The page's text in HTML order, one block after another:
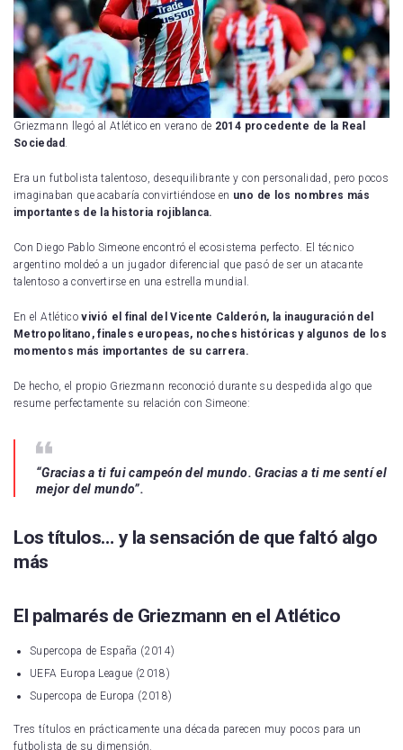
Griezmann llegó al Atlético en verano de 2014 procedente de la Real
Sociedad .
Era un futbolista talentoso, desequilibrante y con personalidad, pero pocos
imaginaban que acabaría convirtiéndose en uno de los nombres más
importantes de la historia rojiblanca.
Con Diego Pablo Simeone encontró el ecosistema perfecto. El técnico
argentino moldeó a un jugador diferencial que pasó de ser un atacante
talentoso a convertirse en una estrella mundial.
En el Atléticovivió el final del Vicente Calderón, la inauguración del
Metropolitano, finales europeas, noches históricas y algunos de los
momentos más importantes de su carrera.
De hecho, el propio Griezmann reconoció durante su despedida algo que
resume perfectamente su relación con Simeone:
“Gracias a ti fui campeón del mundo. Gracias a ti me sentí el
mejor del mundo”.
Los títulos… y la sensación de que faltó algo
más
El palmarés de Griezmann en el Atlético
Supercopa de España (2014)
UEFA Europa League (2018)
Supercopa de Europa (2018)
Tres títulos en prácticamente una década parecen muy pocos para un
futbolista de su dimensión.